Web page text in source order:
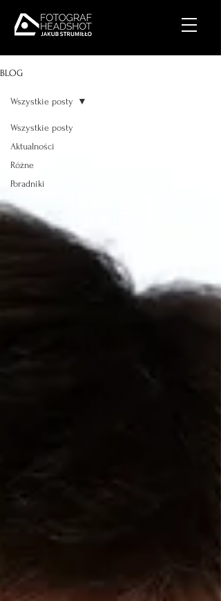
BLOG
Wszystkie posty
Aktualności
Różne
Poradniki
Wszystkie posty